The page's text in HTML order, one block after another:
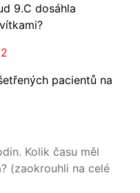
9.C dosáhla
pacientů na
Kolik času měl
(zaokrouhli na celé